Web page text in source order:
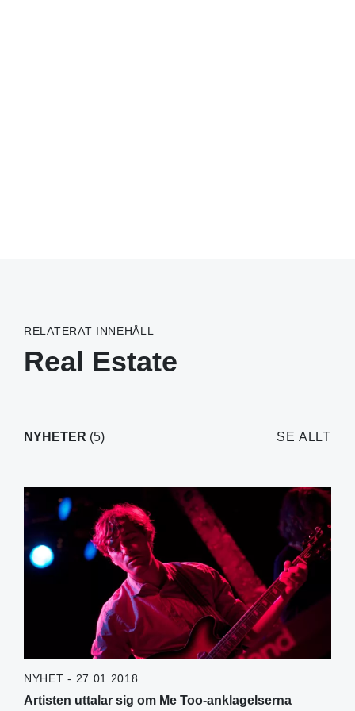
RELATERAT INNEHÅLL
Real Estate
NYHETER (5) SE ALLT
NYHET - 27.01.2018
Artisten uttalar sig om Me Too-anklagelserna